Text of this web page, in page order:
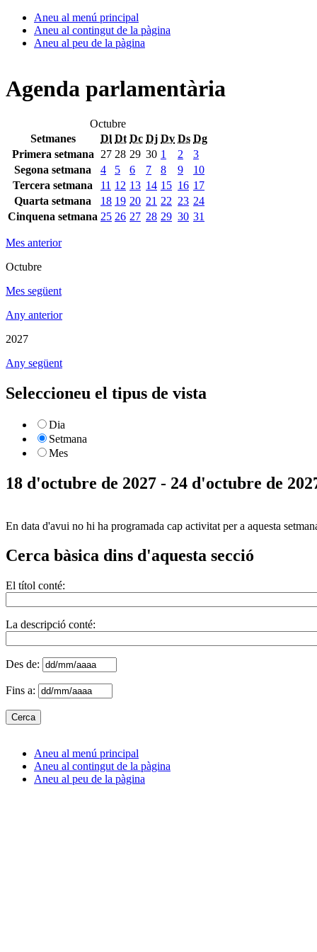
Aneu al menú principal
Aneu al contingut de la pàgina
Aneu al peu de la pàgina
Agenda parlamentària
Octubre
Setmanes
Dl Dt Dc Dj Dv Ds Dg
Primera setmana
27 28 29 30 1 2
3
Segona setmana
4 5 6 7 8 9
10
Tercera setmana
11 12 13 14 15 16 17
Quarta setmana
18 19 20 21 22 23 24
Cinquena setmana 25 26 27 28 29 30 31
Mes anterior
Octubre
Mes següent
Any anterior
2027
Any següent
Seleccioneu el tipus de vista
Dia
Setmana
Mes
18 d'octubre de 2027 - 24 d'octubre de
En data d'avui no hi ha programada cap activitat per a aquesta
Cerca bàsica dins d'aquesta secció
El títol conté:
La descripció conté:
Des de:
Fins a:
Aneu al menú principal
Aneu al contingut de la pàgina
Aneu al peu de la pàgina